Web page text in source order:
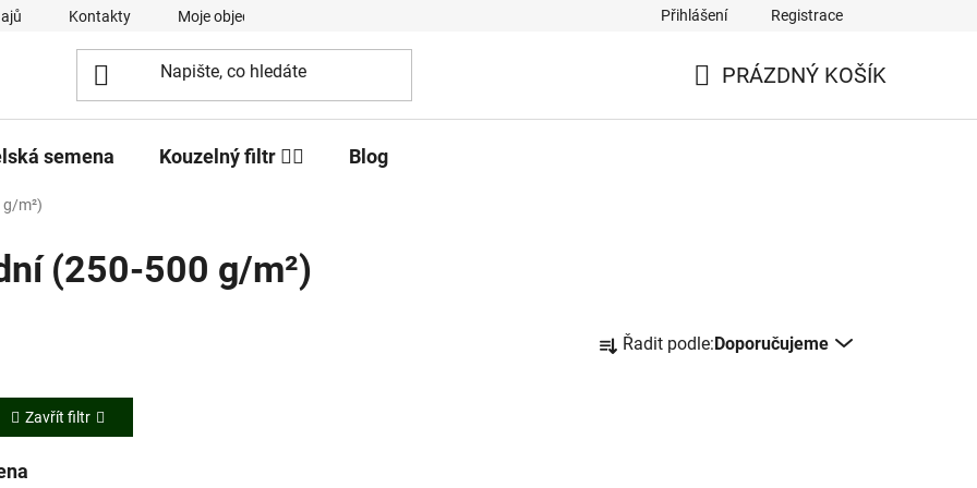
Kontakty Moje objednávka Přihlášení Registrace
PRÁZDNÝ KOŠÍK
semena Kouzelný filtr 🧙‍♂️ Blog
g/m²)
(250-500 g/m²)
a Řadit podle:Doporučujeme
Zavřít filtr